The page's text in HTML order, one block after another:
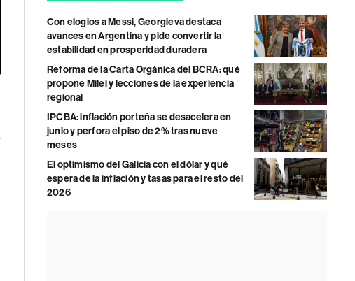
Con elogios a Messi, Georgieva destaca
avances en Argentina y pide convertir la
estabilidad en prosperidad duradera
Reforma de la Carta Orgánica del BCRA: qué
propone Milei y lecciones de la experiencia
regional
IPCBA: inflación porteña se desacelera en
junio y perfora el piso de 2% tras nueve
meses
El optimismo del Galicia con el dólar y qué
espera de la inflación y tasas para el resto del
2026